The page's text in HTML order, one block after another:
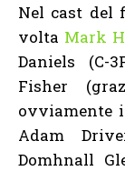
Nel cast del
volta Mark
Daniels (C-
Fisher
ovviamente
Adam
Domhnall